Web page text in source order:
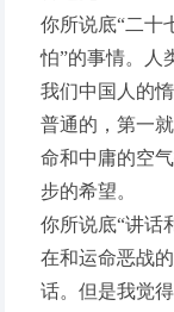
你所说底“二十
怕”的事情。人
我们中国人的
普通的，第一
命和中庸的空
步的希望。
你所说底“讲话
在和运命恶战
话。但是我觉